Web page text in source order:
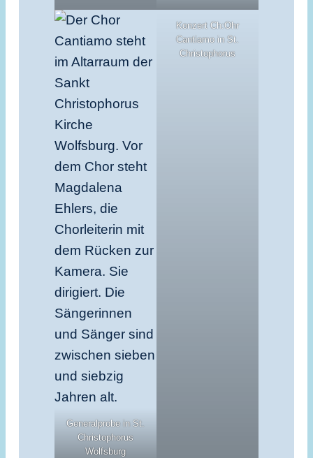
Generalprobe in St.
Christophorus
Wolfsburg
Konzert Ch:Ohr
Cantiamo in St.
Christophorus